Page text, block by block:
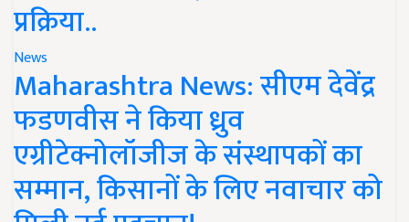
प्रक्रिया..
News
Maharashtra News: सीएम देवेंद्र
फडणवीस ने किया ध्रुव
एग्रीटेक्नोलॉजीज के संस्थापकों का
सम्मान, किसानों के लिए नवाचार को